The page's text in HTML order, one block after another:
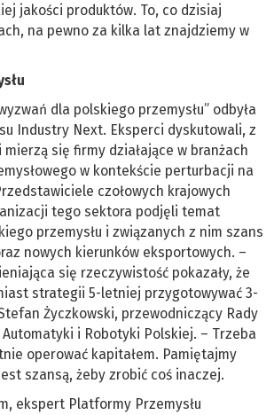
jakości produktów. To, co dzisiaj
na pewno za kilka lat znajdziemy w
dla polskiego przemysłu” odbyła
Industry Next. Eksperci dyskutowali, z
się firmy działające w branżach
w kontekście perturbacji na
czołowych krajowych
tego sektora podjęli temat
przemysłu i związanych z nim szans
nowych kierunków eksportowych. –
się rzeczywistość pokazały, że
strategii 5-letniej przygotowywać 3-
Życzkowski, przewodniczący Rady
Automatyki i Robotyki Polskiej. – Trzeba
operować kapitałem. Pamiętajmy
szansą, żeby zrobić coś inaczej.
ekspert Platformy Przemysłu